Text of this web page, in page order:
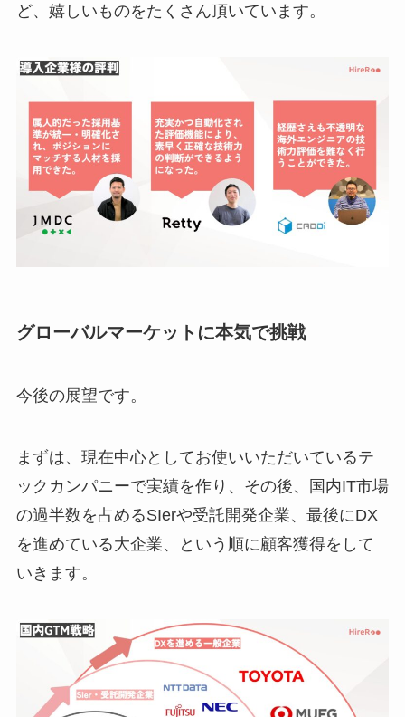
ど、嬉しいものをたくさん頂いています。
グローバルマーケットに本気で挑戦
今後の展望です。
まずは、現在中心としてお使いいただいているテ
ックカンパニーで実績を作り、その後、国内IT市場
の過半数を占めるSIerや受託開発企業、最後にDX
を進めている大企業、という順に顧客獲得をして
いきます。